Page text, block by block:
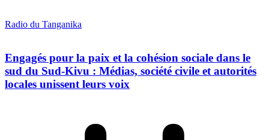
Radio du Tanganika
Engagés pour la paix et la cohésion sociale dans le
sud du Sud-Kivu : Médias, société civile et autorités
locales unissent leurs voix